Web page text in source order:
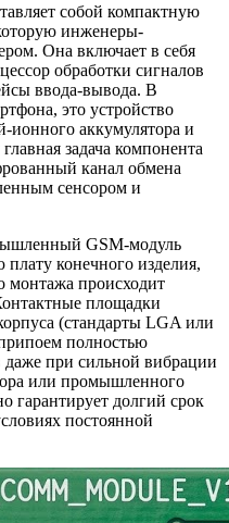
собой компактную
инженеры-
Она включает в себя
обработки сигналов
ввода-вывода. В
это устройство
ионного аккумулятора и
задача компонента
канал обмена
сенсором и
GSM-модуль
конечного изделия,
монтажа происходит
площадки
(стандарты LGA или
полностью
даже при сильной вибрации
или промышленного
гарантирует долгий срок
постоянной